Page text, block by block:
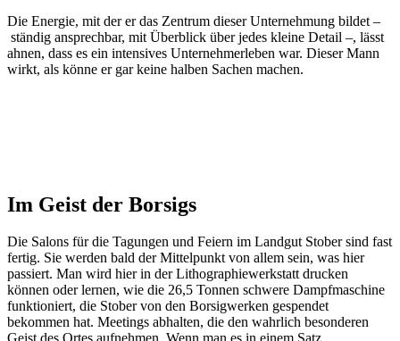
Die Energie, mit der er das Zentrum dieser Unternehmung bildet –
ständig ansprechbar, mit Überblick über jedes kleine Detail –, lässt
ahnen, dass es ein intensives Unternehmerleben war. Dieser Mann
wirkt, als könne er gar keine halben Sachen machen.
Im Geist der Borsigs
Die Salons für die Tagungen und Feiern im Landgut Stober sind fast
fertig. Sie werden bald der Mittelpunkt von allem sein, was hier
passiert. Man wird hier in der Lithographiewerkstatt drucken
können oder lernen, wie die 26,5 Tonnen schwere Dampfmaschine
funktioniert, die Stober von den Borsigwerken gespendet
bekommen hat. Meetings abhalten, die den wahrlich besonderen